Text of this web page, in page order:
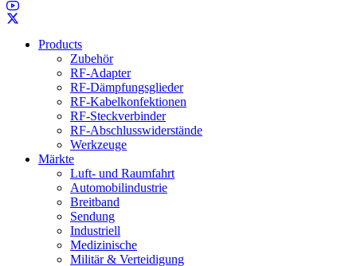
Products
Zubehör
RF-Adapter
RF-Dämpfungsglieder
RF-Kabelkonfektionen
RF-Steckverbinder
RF-Abschlusswiderstände
Werkzeuge
Märkte
Luft- und Raumfahrt
Automobilindustrie
Breitband
Sendung
Industriell
Medizinische
Militär & Verteidigung